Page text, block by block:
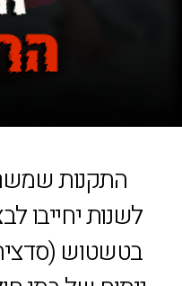
התקנות
לשנות יחייבו
בטשטוש